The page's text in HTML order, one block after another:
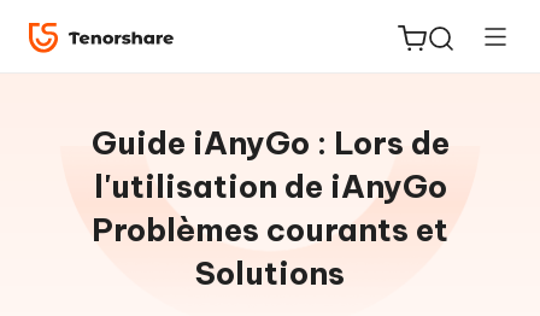
ReiBoot
Guide iAnyGo : Lors de
l'utilisation de iAnyGo
Problèmes courants et
Solutions
pour